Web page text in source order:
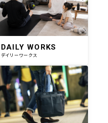
DAILY WORKS
デイリーワークス